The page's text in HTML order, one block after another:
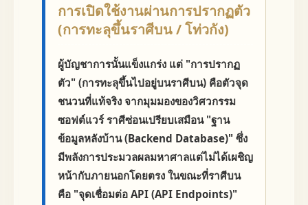
การเปิดใช้งานผ่านการปรากฏตัว
(การทะลุขึ้นราศีบน / โท่วกัง)
ผู้บัญชาการนั้นแข็งแกร่ง แต่ "การปรากฏ
ตัว" (การทะลุขึ้นไปอยู่บนราศีบน) คือตัวจุด
ชนวนที่แท้จริง จากมุมมองของวิศวกรรม
ซอฟต์แวร์ ราศีซ่อนเปรียบเสมือน "ฐาน
ข้อมูลหลังบ้าน (Backend Database)" ซึ่ง
มีพลังการประมวลผลมหาศาลแต่ไม่ได้เผชิญ
หน้ากับภายนอกโดยตรง ในขณะที่ราศีบน
คือ "จุดเชื่อมต่อ API (API Endpoints)"